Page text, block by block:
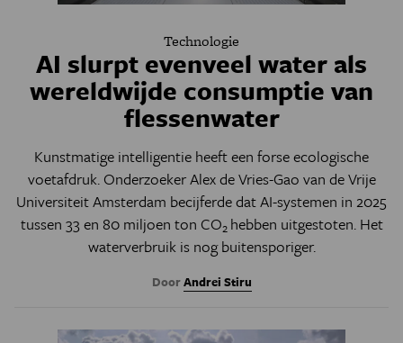
Technologie
AI slurpt evenveel water als
wereldwijde consumptie van
flessenwater
Kunstmatige intelligentie heeft een forse ecologische
voetafdruk. Onderzoeker Alex de Vries-Gao van de Vrije
Universiteit Amsterdam becijferde dat AI-systemen in 2025
tussen 33 en 80 miljoen ton CO2 hebben uitgestoten. Het
waterverbruik is nog buitensporiger.
DoorAndrei Stiru